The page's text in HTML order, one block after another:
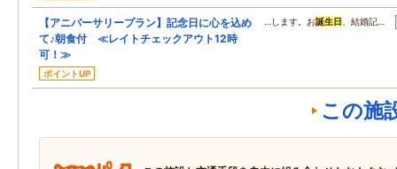
【アニバーサリープラン】記念日に心を込め
て♪朝食付 ≪レイトチェックアウト12時
可！≫
ポイントUP
…します。お誕生日 、結婚記…
この施